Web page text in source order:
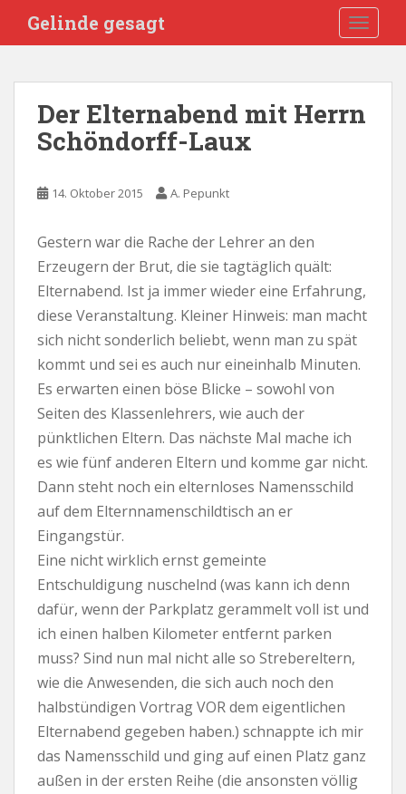
i
Gelinde gesagt
Der Elternabend mit Herrn
Schöndorff-Laux
14. Oktober 2015 A. Pepunkt
Gestern war die Rache der Lehrer an den
Erzeugern der Brut, die sie tagtäglich quält:
Elternabend. Ist ja immer wieder eine Erfahrung,
diese Veranstaltung. Kleiner Hinweis: man macht
sich nicht sonderlich beliebt, wenn man zu spät
kommt und sei es auch nur eineinhalb Minuten.
Es erwarten einen böse Blicke – sowohl von
Seiten des Klassenlehrers, wie auch der
pünktlichen Eltern. Das nächste Mal mache ich
es wie fünf anderen Eltern und komme gar nicht.
Dann steht noch ein elternloses Namensschild
auf dem Elternnamenschildtisch an er
Eingangstür.
Eine nicht wirklich ernst gemeinte
Entschuldigung nuschelnd (was kann ich denn
dafür, wenn der Parkplatz gerammelt voll ist und
ich einen halben Kilometer entfernt parken
muss? Sind nun mal nicht alle so Strebereltern,
wie die Anwesenden, die sich auch noch den
halbstündigen Vortrag VOR dem eigentlichen
Elternabend gegeben haben.) schnappte ich mir
das Namensschild und ging auf einen Platz ganz
außen in der ersten Reihe (die ansonsten völlig